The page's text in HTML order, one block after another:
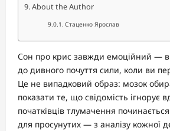
About the Author
Стаценко Ярослав
Сон про крис завжди емоційний —
до дивного почуття сили, коли ви
Це не випадковий образ: мозок
показати те, що свідомість ігнорує
початківців тлумачення
для просунутих — з аналізу кожної